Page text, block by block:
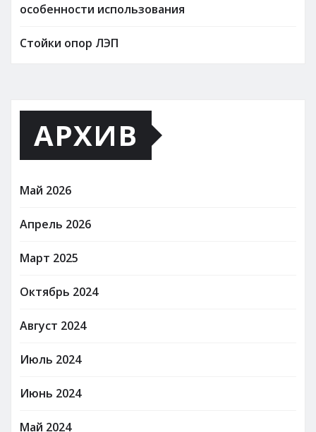
особенности использования
Стойки опор ЛЭП
АРХИВ
Май 2026
Апрель 2026
Март 2025
Октябрь 2024
Август 2024
Июль 2024
Июнь 2024
Май 2024